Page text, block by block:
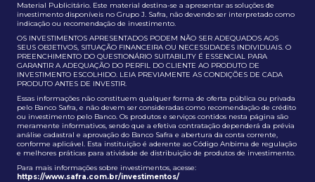
Material Publicitário. Este material destina-se a apresentar as soluções de
investimento disponíveis no Grupo J. Safra, não devendo ser interpretado como
indicação ou recomendação de investimento.
OS INVESTIMENTOS APRESENTADOS PODEM NÃO SER ADEQUADOS AOS
SEUS OBJETIVOS, SITUAÇÃO FINANCEIRA OU NECESSIDADES INDIVIDUAIS. O
PREENCHIMENTO DO QUESTIONÁRIO SUITABILITY É ESSENCIAL PARA
GARANTIR A ADEQUAÇÃO DO PERFIL DO CLIENTE AO PRODUTO DE
INVESTIMENTO ESCOLHIDO. LEIA PREVIAMENTE AS CONDIÇÕES DE CADA
PRODUTO ANTES DE INVESTIR.
Essas informações não constituem qualquer forma de oferta pública ou privada
pelo Banco Safra, e não devem ser consideradas como recomendação de crédito
ou investimento pelo Banco. Os produtos e serviços contidos nesta página são
meramente informativos, sendo que a efetiva contratação dependerá da prévia
análise cadastral e aprovação do Banco Safra e abertura da conta corrente,
conforme aplicável. Esta instituição é aderente ao Código Anbima de regulação
e melhores práticas para atividade de distribuição de produtos de investimento.
Para mais informações sobre investimentos, acesse:
https://www.safra.com.br/investimentos/